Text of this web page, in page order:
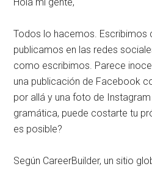
Todos lo hacemos. Escribimos
publicamos en las redes
como escribimos. Parece
una publicación de Facebook
por allá y una foto de
gramática, puede costarte tu
es posible?
Según CareerBuilder, un sitio